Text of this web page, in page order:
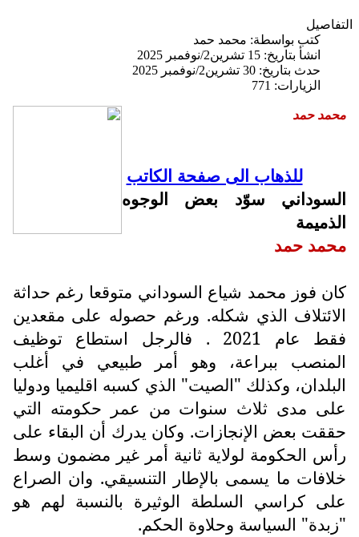
التفاصيل
كتب بواسطة: محمد حمد
انشأ بتاريخ: 15 تشرين2/نوفمبر 2025
حدث بتاريخ: 30 تشرين2/نوفمبر 2025
الزيارات: 771
محمد حمد
للذهاب الى صفحة الكاتب
السوداني سوّد بعض الوجوه
الذميمة
محمد حمد
كان فوز محمد شياع السوداني متوقعا رغم حداثة
الائتلاف الذي شكله. ورغم حصوله على مقعدين
فقط عام 2021 . فالرجل استطاع توظيف
المنصب ببراعة، وهو أمر طبيعي في أغلب
البلدان، وكذلك "الصيت" الذي كسبه اقليميا ودوليا
على مدى ثلاث سنوات من عمر حكومته التي
حققت بعض الإنجازات. وكان يدرك أن البقاء على
رأس الحكومة لولاية ثانية أمر غير مضمون وسط
خلافات ما يسمى بالإطار التنسيقي. وان الصراع
على كراسي السلطة الوثيرة بالنسبة لهم هو
"زبدة" السياسة وحلاوة الحكم.